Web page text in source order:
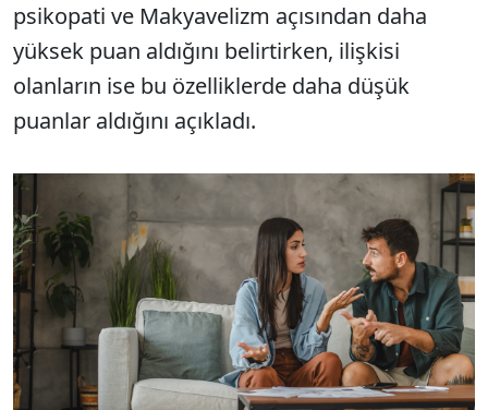
psikopati ve Makyavelizm açısından daha
yüksek puan aldığını belirtirken, ilişkisi
olanların ise bu özelliklerde daha düşük
puanlar aldığını açıkladı.